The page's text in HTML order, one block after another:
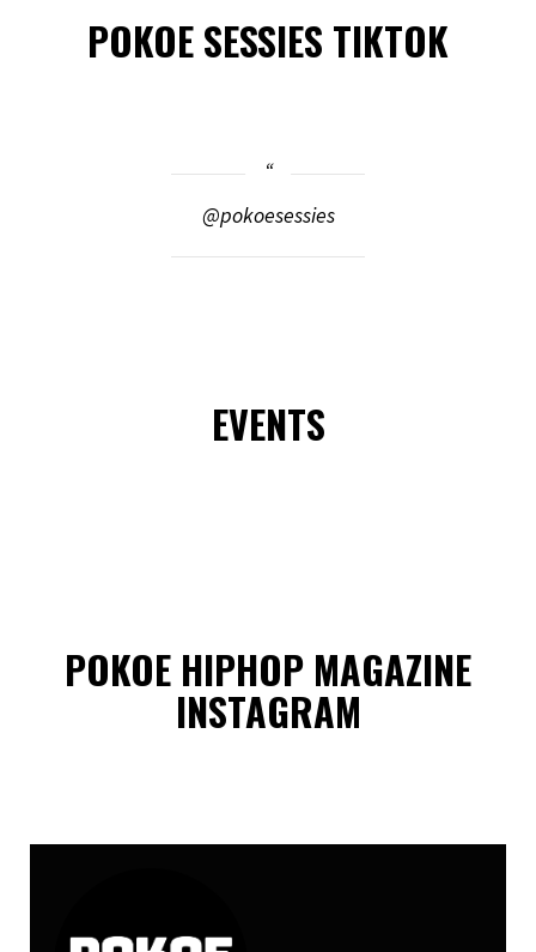
POKOE SESSIES TIKTOK
@pokoesessies
EVENTS
POKOE HIPHOP MAGAZINE
INSTAGRAM